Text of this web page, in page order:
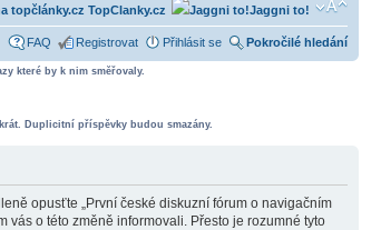
Jaggni to!
TopClanky.cz
FAQ Registrovat Přihlásit se Pokročilé hledání
které by k nim směřovaly.
Duplicitní příspěvky budou smazány.
opusťte „První české diskuzní fórum o navigačním
vás o této změně informovali. Přesto je rozumné tyto